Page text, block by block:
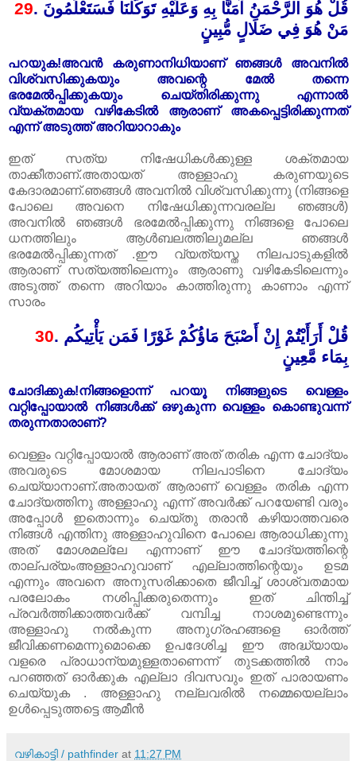
29. قُلْ هُوَ الرَّحْمَنُ آمَنَّا بِهِ وَعَلَيْهِ تَوَكَّلْنَا فَسَتَعْلَمُونَ
مَنْ هُوَ فِي ضَلَالٍ مُّبِينٍ
പറയുക!അവൻ കരുണാനിധിയാണ് ഞങ്ങൾ അവനിൽ
വിശ്വസിക്കുകയും അവന്റെ മേൽ തന്നെ
ഭരമേൽ‌പ്പിക്കുകയും ചെയ്തിരിക്കുന്നു എന്നാൽ
വ്യക്തമായ വഴികേടിൽ ആരാണ് അകപ്പെട്ടിരിക്കുന്നത്
എന്ന് അടുത്ത് അറിയാറാകും
ഇത് സത്യ നിഷേധികൾക്കുള്ള ശക്തമായ
താക്കീതാണ്.അതായത് അള്ളാഹു കരുണയുടെ
കേദാരമാണ്.ഞങ്ങൾ അവനിൽ വിശ്വസിക്കുന്നു (നിങ്ങളെ
പോലെ അവനെ നിഷേധിക്കുന്നവരല്ല ഞങ്ങൾ)
അവനിൽ ഞങ്ങൾ ഭരമേൽ‌പ്പിക്കുന്നു നിങ്ങളെ പോലെ
ധനത്തിലും ആൾബലത്തിലുമല്ല ഞങ്ങൾ
ഭരമേൽ‌പ്പിക്കുന്നത് .ഈ വ്യത്യസ്ത നിലപാടുകളിൽ
ആരാണ് സത്യത്തിലെന്നും ആരാണു വഴികേടിലെന്നും
അടുത്ത് തന്നെ അറിയാം കാത്തിരുന്നു കാണാം എന്ന്
സാരം
30. قُلْ أَرَأَيْتُمْ إِنْ أَصْبَحَ مَاؤُكُمْ غَوْرًا فَمَن يَأْتِيكُم
بِمَاء مَّعِينٍ
ചോദിക്കുക!നിങ്ങളൊന്ന് പറയൂ നിങ്ങളുടെ വെള്ളം
വറ്റിപ്പോയാൽ നിങ്ങൾക്ക് ഒഴുകുന്ന വെള്ളം കൊണ്ടുവന്ന്
തരുന്നതാരാണ്?
വെള്ളം വറ്റിപ്പോയാൽ ആരാണ് അത് തരിക എന്ന ചോദ്യം
അവരുടെ മോശമായ നിലപാടിനെ ചോദ്യം
ചെയ്യാനാണ്.അതായത് ആരാണ് വെള്ളം തരിക എന്ന
ചോദ്യത്തിനു അള്ളാഹു എന്ന് അവർക്ക് പറയേണ്ടി വരും
അപ്പോൾ ഇതൊന്നും ചെയ്തു തരാൻ കഴിയാത്തവരെ
നിങ്ങൾ എന്തിനു അള്ളാഹുവിനെ പോലെ ആരാധിക്കുന്നു
അത് മോശമല്ലേ എന്നാണ് ഈ ചോദ്യത്തിന്റെ
താല്പര്യംഅള്ളാഹുവാണ് എല്ലാ‍ത്തിന്റെയും ഉടമ
എന്നും അവനെ അനുസരിക്കാതെ ജീവിച്ച് ശാശ്വതമായ
പരലോകം നശിപ്പിക്കരുതെന്നും ഇത് ചിന്തിച്ച്
പ്രവർത്തിക്കാത്തവർക്ക് വമ്പിച്ച നാശമുണ്ടെന്നും
അള്ളാ‍ഹു നൽകുന്ന അനുഗ്രഹങ്ങളെ ഓർത്ത്
ജീവിക്കണമെന്നുമൊക്കെ ഉപദേശിച്ച ഈ അദ്ധ്യായം
വളരെ പ്രാധാന്യമുള്ളതാണെന്ന് തുടക്കത്തിൽ നാം
പറഞ്ഞത് ഓർക്കുക എല്ലാ ദിവസവും ഇത് പാരായണം
ചെയ്യുക . അള്ളാഹു നല്ലവരിൽ നമ്മെയെല്ലാം
ഉൾപ്പെടുത്തട്ടെ ആമീൻ
വഴികാട്ടി / pathfinder at 11:27 PM